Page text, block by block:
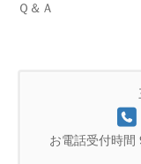
Ｑ＆Ａ
お電話受付時間